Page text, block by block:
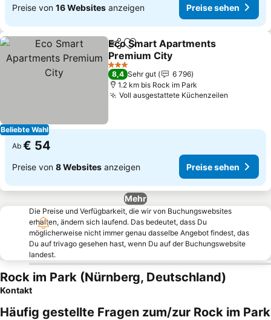
Preise von 16 Websites anzeigen Preise sehen
Beliebte Wahl
TeilenZu Favoriten hinzufügen
Eco Smart Apartments
Premium City
Preise sehen
3 Sterne
8,4 Sehr gut
6 796
1.2 km bis Rock im Park
Voll ausgestattete Küchenzeilen
Ab € 54
Preise von 8 Websites anzeigen Preise sehen
Mehr
Die Preise und Verfügbarkeit, die wir von Buchungswebsites
erhalten, ändern sich laufend. Das bedeutet, dass Du
möglicherweise nicht immer genau dasselbe Angebot findest, das
Du auf trivago gesehen hast, wenn Du auf der Buchungswebsite
landest.
Rock im Park (Nürnberg, Deutschland)
Kontakt
Häufig gestellte Fragen zum/zur Rock im Park